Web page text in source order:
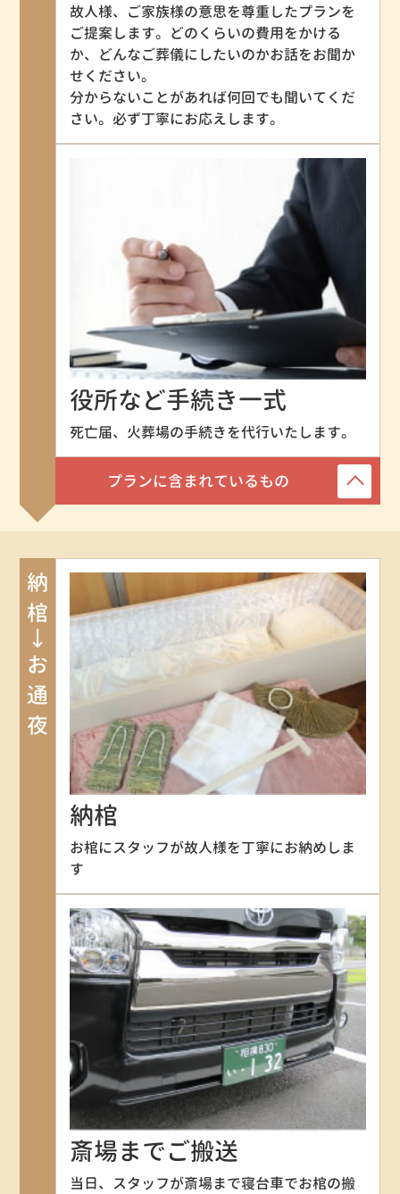
故人様、ご家族様の意思を尊重したプランを
ご提案します。どのくらいの費用をかける
か、どんなご葬儀にしたいのかお話をお聞か
せください。
分からないことがあれば何回でも聞いてくだ
さい。必ず丁寧にお応えします。
役所など手続き一式
死亡届、火葬場の手続きを代行いたします。
プランに含まれているもの
納棺→お通夜
納棺
お棺にスタッフが故人様を丁寧にお納めしま
す
斎場までご搬送
当日、スタッフが斎場まで寝台車でお棺の搬